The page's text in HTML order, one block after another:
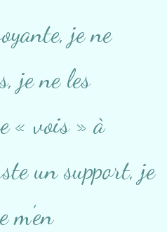
je ne
je ne les
« vois » à
un support, je
m’en